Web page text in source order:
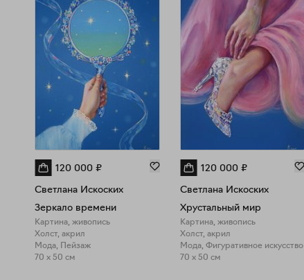
120 000 ₽
Светлана Искоских
Зеркало времени
Картина, живопись
Холст, акрил
Мода, Пейзаж
70 x 50 см
120 000 ₽
Светлана Искоских
Хрустальный мир
Картина, живопись
Холст, акрил
Мода, Фигуративное искусство
70 x 50 см